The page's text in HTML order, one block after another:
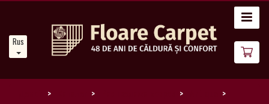
Russian
Главная
Новости